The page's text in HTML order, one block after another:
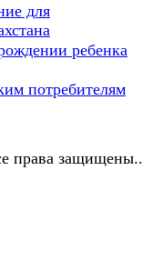
для
ребенка
потребителям
права защищены..